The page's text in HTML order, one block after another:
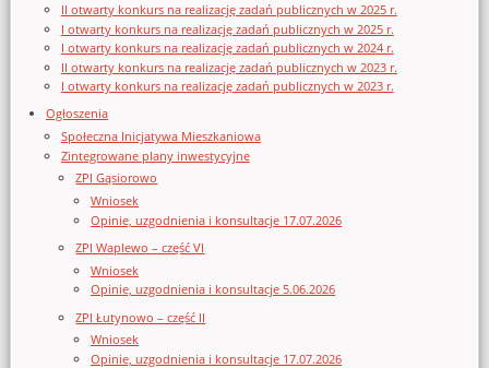
II otwarty konkurs na realizację zadań publicznych w 2025 r.
I otwarty konkurs na realizację zadań publicznych w 2025 r.
I otwarty konkurs na realizację zadań publicznych w 2024 r.
II otwarty konkurs na realizację zadań publicznych w 2023 r.
I otwarty konkurs na realizację zadań publicznych w 2023 r.
Ogłoszenia
Społeczna Inicjatywa Mieszkaniowa
Zintegrowane plany inwestycyjne
ZPI Gąsiorowo
Wniosek
Opinie, uzgodnienia i konsultacje 17.07.2026
ZPI Waplewo – część VI
Wniosek
Opinie, uzgodnienia i konsultacje 5.06.2026
ZPI Łutynowo – część II
Wniosek
Opinie, uzgodnienia i konsultacje 17.07.2026